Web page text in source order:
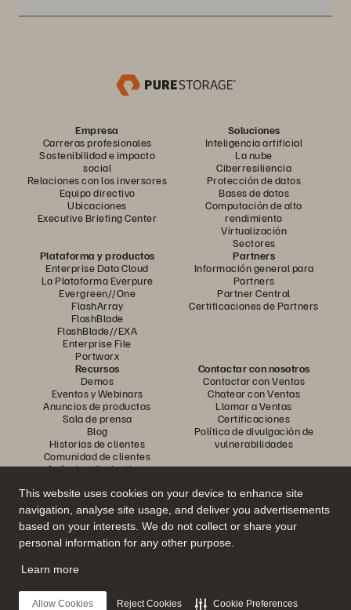
This website uses cookies on your device to enhance site
navigation, analyse site usage, and deliver you advertisements
based on your interests. We do not collect or share your
personal information for any other purpose.
Learn more
Allow Cookies Reject Cookies Cookie Preferences
Empresa
Carreras profesionales
Sostenibilidad e impacto
social
Relaciones con los inversores
Equipo directivo
Ubicaciones
Executive Briefing Center
Soluciones
Inteligencia artificial
La nube
Ciberresiliencia
Protección de datos
Bases de datos
Computación de alto
rendimiento
Virtualización
Sectores
Plataforma y productos
Enterprise Data Cloud
La Plataforma Everpure
Evergreen//One
FlashArray
FlashBlade
FlashBlade//EXA
Enterprise File
Portworx
Partners
Información general para
Partners
Partner Central
Certificaciones de Partners
Recursos
Demos
Eventos y Webinars
Anuncios de productos
Sala de prensa
Blog
Historias de clientes
Comunidad de clientes
Artículos divulgativos
Contactar con nosotros
Contactar con Ventas
Chatear con Ventas
Llamar a Ventas
Certificaciones
Política de divulgación de
vulnerabilidades
Únase a la conversación
Siga las redes sociales oficiales de Everpure
© 2026 Everpure, Inc. Todos los derechos reservados.